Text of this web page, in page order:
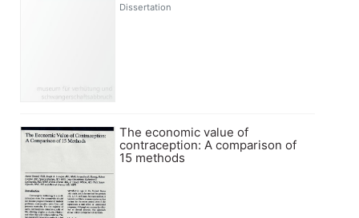
Dissertation
The economic value of
contraception: A comparison of
15 methods